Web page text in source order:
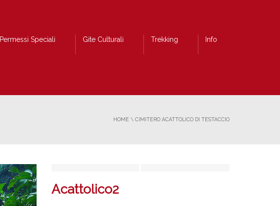
Permessi Speciali Gite Culturali Trekking Info
HOME \ CIMITERO ACATTOLICO DI TESTACCIO
Acattolico2